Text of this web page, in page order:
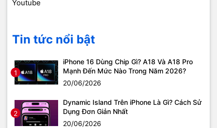
Youtube
Tin tức nổi bật
1
iPhone 16 Dùng Chip Gì? A18 Và A18 Pro
Mạnh Đến Mức Nào Trong Năm 2026?
20/06/2026
2
Dynamic Island Trên iPhone Là Gì? Cách Sử
Dụng Đơn Giản Nhất
20/06/2026